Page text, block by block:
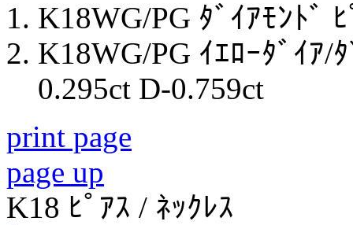
K18WG/PG ﾀﾞｲｱﾓﾝﾄﾞ
K18WG/PG ｲｴﾛｰﾀﾞｲｱ/
0.295ct D-0.759ct
print page
page up
K18 ﾋﾟｱｽ / ﾈｯｸﾚｽ